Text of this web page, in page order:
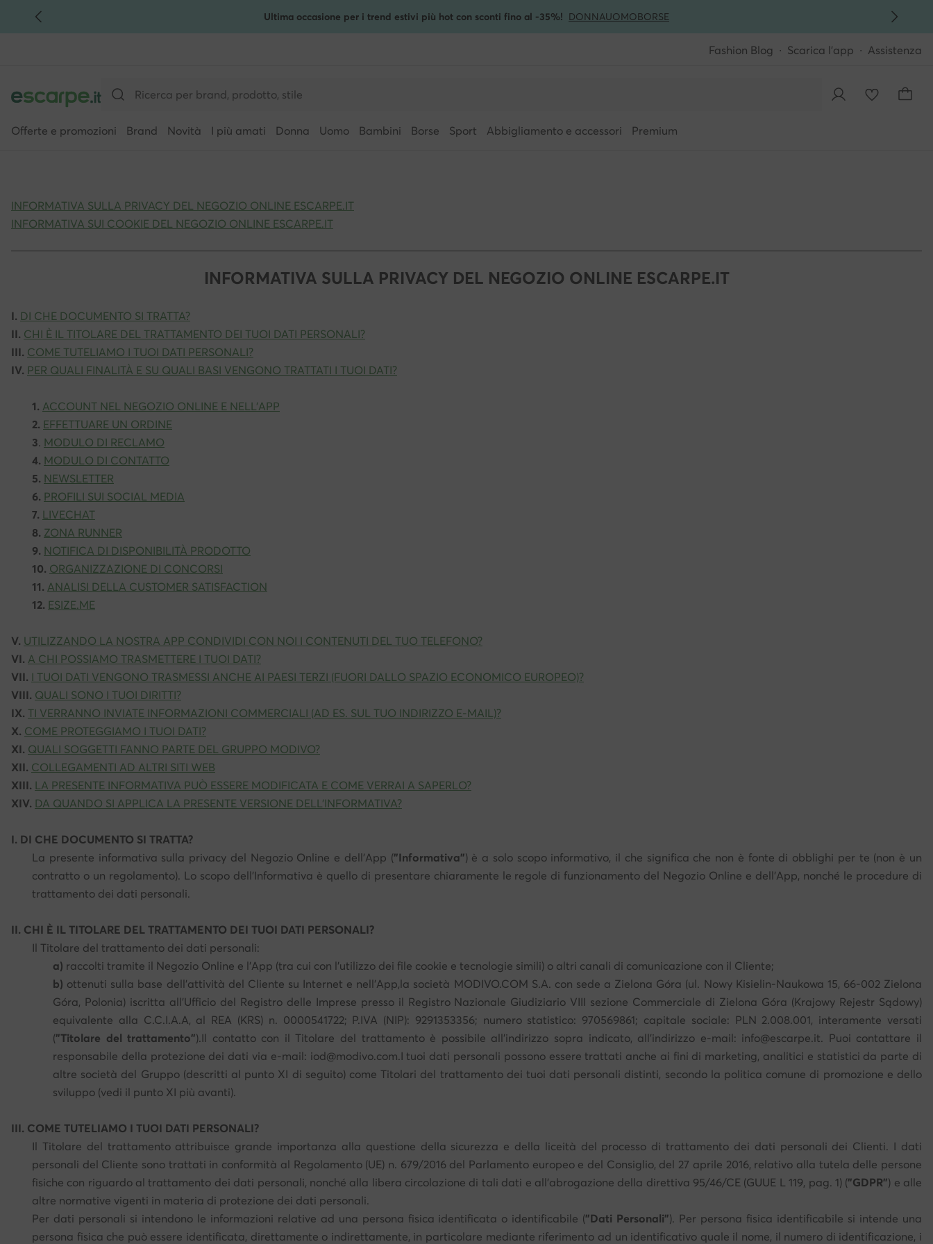
VAI AL CONTENUTO PRINCIPALE Ultima occasione per i trend estivi più hot con sconti fino al -35%! DONNAUOMOBORSE
Fashion Blog Scarica l'app Assistenza
Offerte e promozioni Brand Novità I più amati Donna Uomo Bambini Borse Sport Abbigliamento e accessori Premium
INFORMATIVA SULLA PRIVACY DEL NEGOZIO ONLINE ESCARPE.IT
INFORMATIVA SUI COOKIE DEL NEGOZIO ONLINE ESCARPE.IT
INFORMATIVA SULLA PRIVACY DEL NEGOZIO ONLINE ESCARPE.IT
I. DI CHE DOCUMENTO SI TRATTA?
II. CHI È IL TITOLARE DEL TRATTAMENTO DEI TUOI DATI PERSONALI?
III. COME TUTELIAMO I TUOI DATI PERSONALI?
IV. PER QUALI FINALITÀ E SU QUALI BASI VENGONO TRATTATI I TUOI DATI?
1. ACCOUNT NEL NEGOZIO ONLINE E NELL’APP
2. EFFETTUARE UN ORDINE
3. MODULO DI RECLAMO
4. MODULO DI CONTATTO
5. NEWSLETTER
6. PROFILI SUI SOCIAL MEDIA
7. LIVECHAT
8. ZONA RUNNER
9. NOTIFICA DI DISPONIBILITÀ PRODOTTO
10. ORGANIZZAZIONE DI CONCORSI
11. ANALISI DELLA CUSTOMER SATISFACTION
12. ESIZE.ME
V. UTILIZZANDO LA NOSTRA APP CONDIVIDI CON NOI I CONTENUTI DEL TUO TELEFONO?
VI. A CHI POSSIAMO TRASMETTERE I TUOI DATI?
VII. I TUOI DATI VENGONO TRASMESSI ANCHE AI PAESI TERZI (FUORI DALLO SPAZIO ECONOMICO EUROPEO)?
VIII. QUALI SONO I TUOI DIRITTI?
IX. TI VERRANNO INVIATE INFORMAZIONI COMMERCIALI (AD ES. SUL TUO INDIRIZZO E-MAIL)?
X. COME PROTEGGIAMO I TUOI DATI?
XI. QUALI SOGGETTI FANNO PARTE DEL GRUPPO MODIVO?
XII. COLLEGAMENTI AD ALTRI SITI WEB
XIII. LA PRESENTE INFORMATIVA PUÒ ESSERE MODIFICATA E COME VERRAI A SAPERLO?
XIV. DA QUANDO SI APPLICA LA PRESENTE VERSIONE DELL'INFORMATIVA?
I. DI CHE DOCUMENTO SI TRATTA?
La presente informativa sulla privacy del Negozio Online e dell'App ("Informativa") è a solo scopo informativo, il che significa che non è fonte di obblighi per te (non è un
contratto o un regolamento). Lo scopo dell'Informativa è quello di presentare chiaramente le regole di funzionamento del Negozio Online e dell'App, nonché le procedure di
trattamento dei dati personali.
II. CHI È IL TITOLARE DEL TRATTAMENTO DEI TUOI DATI PERSONALI?
Il Titolare del trattamento dei dati personali:
a) raccolti tramite il Negozio Online e l’App (tra cui con l’utilizzo dei file cookie e tecnologie simili) o altri canali di comunicazione con il Cliente;
b) ottenuti sulla base dell’attività del Cliente su Internet e nell’App,la società MODIVO.COM S.A. con sede a Zielona Góra (ul. Nowy Kisielin-Naukowa 15, 66-002 Zielona
Góra, Polonia) iscritta all’Ufficio del Registro delle Imprese presso il Registro Nazionale Giudiziario VIII sezione Commerciale di Zielona Góra (Krajowy Rejestr Sądowy)
equivalente alla C.C.I.A.A, al REA (KRS) n. 0000541722; P.IVA (NIP): 9291353356; numero statistico: 970569861; capitale sociale: PLN 2.008.001, interamente versati
("Titolare del trattamento").Il contatto con il Titolare del trattamento è possibile all'indirizzo sopra indicato, all'indirizzo e-mail: info@escarpe.it. Puoi contattare il
responsabile della protezione dei dati via e-mail: iod@modivo.com.I tuoi dati personali possono essere trattati anche ai fini di marketing, analitici e statistici da parte di
altre società del Gruppo (descritti al punto XI di seguito) come Titolari del trattamento dei tuoi dati personali distinti, secondo la politica comune di promozione e dello
sviluppo (vedi il punto XI più avanti).
III. COME TUTELIAMO I TUOI DATI PERSONALI?
Il Titolare del trattamento attribuisce grande importanza alla questione della sicurezza e della liceità del processo di trattamento dei dati personali dei Clienti. I dati
personali del Cliente sono trattati in conformità al Regolamento (UE) n. 679/2016 del Parlamento europeo e del Consiglio, del 27 aprile 2016, relativo alla tutela delle persone
fisiche con riguardo al trattamento dei dati personali, nonché alla libera circolazione di tali dati e all'abrogazione della direttiva 95/46/CE (GUUE L 119, pag. 1) ("GDPR") e alle
altre normative vigenti in materia di protezione dei dati personali.
Per dati personali si intendono le informazioni relative ad una persona fisica identificata o identificabile ("Dati Personali"). Per persona fisica identificabile si intende una
persona fisica che può essere identificata, direttamente o indirettamente, in particolare mediante riferimento ad un identificativo quale il nome, il numero di identificazione, i